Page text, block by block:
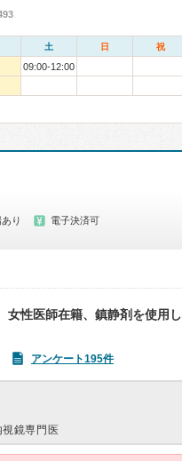
土 日 祝
09:00-12:00
り
電子決済可
女性医師在籍、鎮静剤を使用し
アンケート195件
鏡専門医